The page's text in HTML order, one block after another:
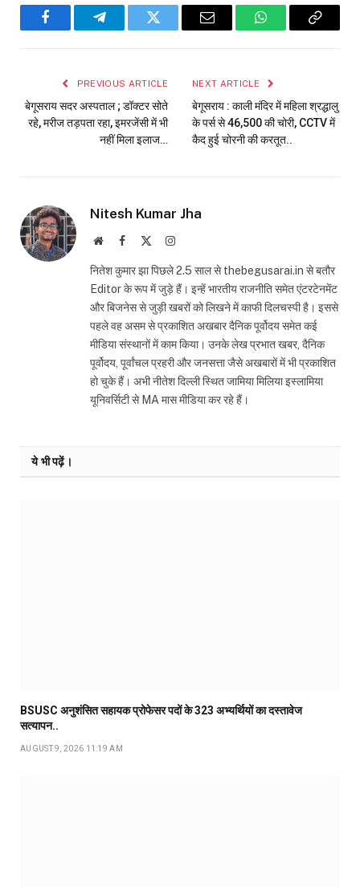
FacebookTelegramTwitter Email WhatsAppCopy
PREVIOUS ARTICLE
बेगूसराय सदर अस्पताल ; डॉक्टर सोते
रहे, मरीज तड़पता रहा, इमरजेंसी में भी
नहीं मिला इलाज…
NEXT ARTICLE
बेगूसराय : काली मंदिर में महिला श्रद्धालु
के पर्स से ₹46,500 की चोरी, CCTV में
कैद हुई चोरनी की करतूत..
Nitesh Kumar Jha
WebsiteFacebook Instagram
नितेश कुमार झा पिछले 2.5 साल से thebegusarai.in से बतौर
Editor के रूप में जुड़े हैं। इन्हें भारतीय राजनीति समेत एंटरटेनमेंट
और बिजनेस से जुड़ी खबरों को लिखने में काफी दिलचस्पी है। इससे
पहले वह असम से प्रकाशित अखबार दैनिक पूर्वोदय समेत कई
मीडिया संस्थानों में काम किया। उनके लेख प्रभात खबर, दैनिक
पूर्वोदय, पूर्वांचल प्रहरी और जनसत्ता जैसे अखबारों में भी प्रकाशित
हो चुके हैं। अभी नीतेश दिल्ली स्थित जामिया मिलिया इस्लामिया
यूनिवर्सिटी से MA मास मीडिया कर रहे हैं।
ये भी पढ़ें।
BSUSC अनुशंसित सहायक प्रोफेसर पदों के 323 अभ्यर्थियों का दस्तावेज
सत्यापन..
AUGUST 9, 2026 11:19 AM